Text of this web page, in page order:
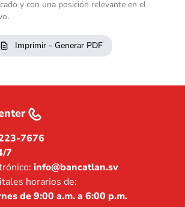
y con una posición relevante en el
Imprimir - Generar PDF
7676
7
info@bancatlan.sv
horarios de:
de 9:00 a.m. a 6:00 p.m.